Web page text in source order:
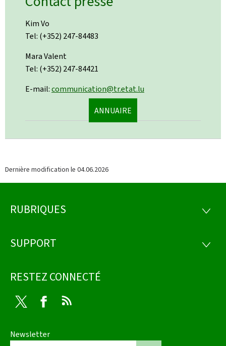
Kim Vo
Tel: (+352) 247-84483
Mara Valent
Tel: (+352) 247-84421
E-mail:communication@tr.etat.lu
ANNUAIRE
Dernière modification le 04.06.2026
Pied
page
RUBRIQUES
SUPPORT
RESTEZ CONNECTÉ
Twitter Facebook
Newsletter